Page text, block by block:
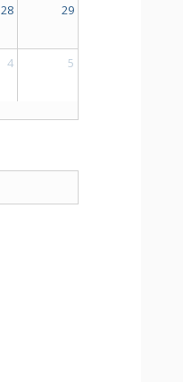
28 29
4 5